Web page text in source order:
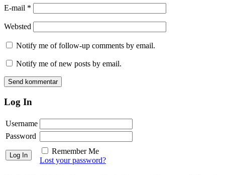
E-mail *
Websted
Notify me of follow-up comments by email.
Notify me of new posts by email.
Log In
Username
Password
Remember Me
Lost your password?